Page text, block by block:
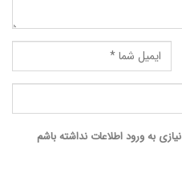
به ورود اطلاعات نداشته باشم